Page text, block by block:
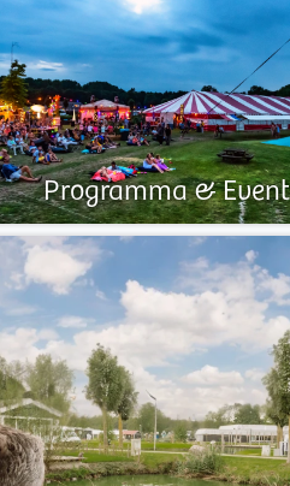
Programma &